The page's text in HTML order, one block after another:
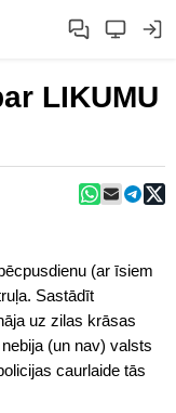
LIKUMU
(ar īsiem
Sastādīt
uz zilas krāsas
(un nav) valsts
caurlaide tās